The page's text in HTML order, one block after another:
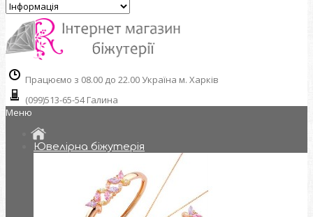
Працюємо з 08.00 до 22.00 Україна м. Харків
(099)513-65-54 Галина
Меню
Ювелірна біжутерія